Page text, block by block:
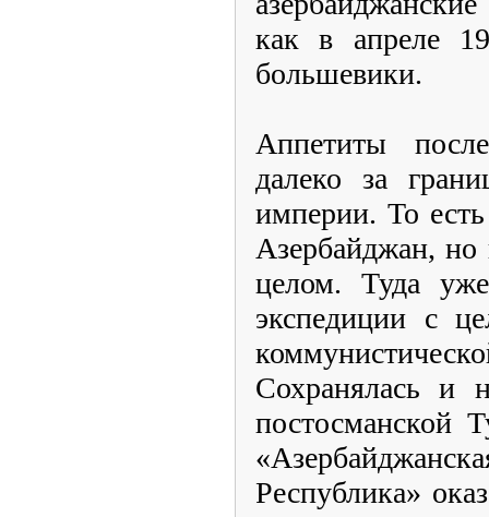
как в апреле
большевики.
Аппетиты
далеко за
империи. То
Азербайджан,
целом. Туда
экспедиции с
Сохранялась и
постосманской
Республика»